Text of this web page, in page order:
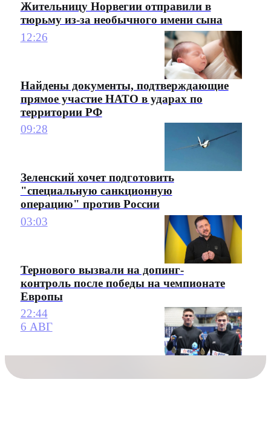
Жительницу Норвегии отправили в
тюрьму из-за необычного имени сына
12:26
Найдены документы, подтверждающие
прямое участие НАТО в ударах по
территории РФ
09:28
Зеленский хочет подготовить
"специальную санкционную
операцию" против России
03:03
Тернового вызвали на допинг-
контроль после победы на чемпионате
Европы
22:44
6 АВГ